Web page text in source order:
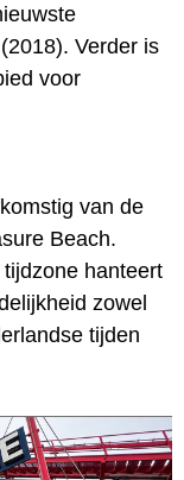
Verder is
voor
van de
Beach.
hanteert
zowel
tijden